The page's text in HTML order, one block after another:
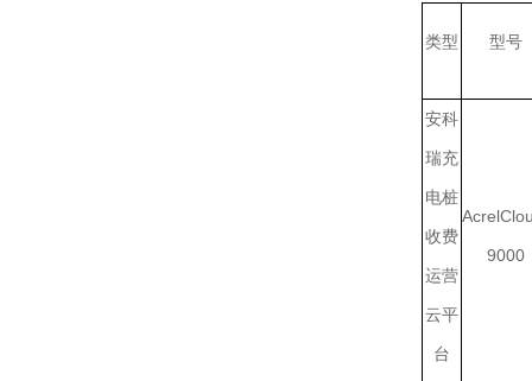
类型 型号
安科
瑞充
电桩
收费
运营
云平
台
9000